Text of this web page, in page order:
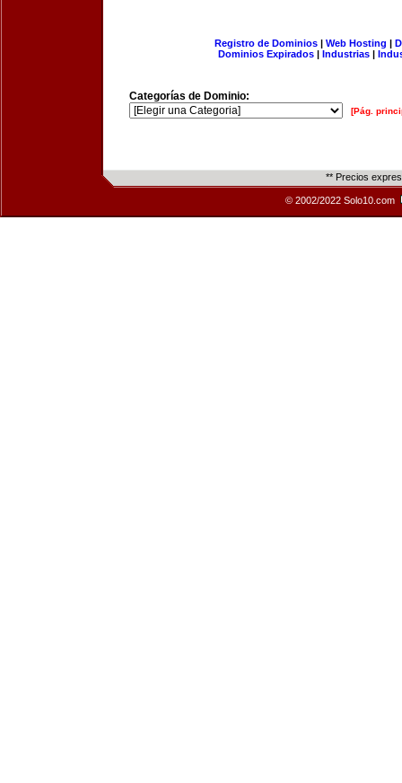
Registro de Dominios| Web Hosting |
Dominios Expirados | Industrias |
Categorías de Dominio:
[Pág.
** Precios
© 2002/2022 Solo10.com